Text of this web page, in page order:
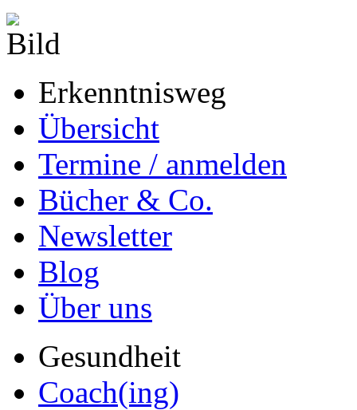
Erkenntnisweg
Übersicht
Termine / anmelden
Bücher & Co.
Newsletter
Blog
Über uns
Gesundheit
Coach(ing)